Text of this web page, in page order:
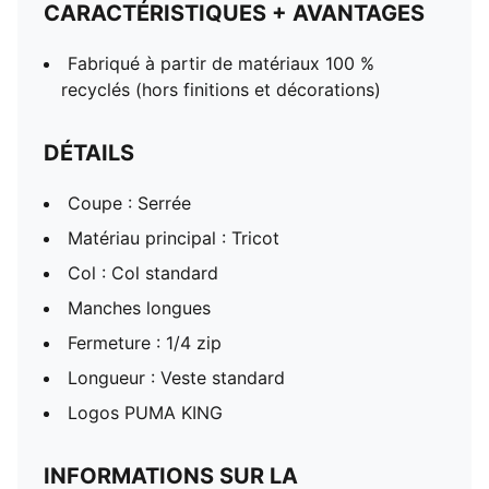
CARACTÉRISTIQUES + AVANTAGES
Fabriqué à partir de matériaux 100 %
recyclés (hors finitions et décorations)
DÉTAILS
Coupe : Serrée
Matériau principal : Tricot
Col : Col standard
Manches longues
Fermeture : 1/4 zip
Longueur : Veste standard
Logos PUMA KING
INFORMATIONS SUR LA